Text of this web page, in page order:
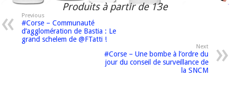
Produits à partir de 13e
Previous
#Corse – Communauté
d’agglomération de Bastia : Le
grand schelem de @FTatti !
Next
#Corse – Une bombe à l’ordre du
jour du conseil de surveillance de
la SNCM